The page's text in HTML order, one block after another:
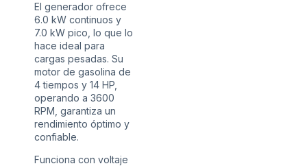
El generador ofrece
6.0 kW continuos y
7.0 kW pico, lo que lo
hace ideal para
cargas pesadas. Su
motor de gasolina de
4 tiempos y 14 HP,
operando a 3600
RPM, garantiza un
rendimiento óptimo y
confiable.
Funciona con voltaje